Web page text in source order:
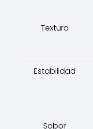
Textura
Estabilidad
Sabor